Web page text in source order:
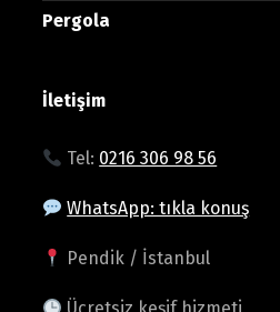
Pergola
İletişim
Tel: 0216 306 98 56
WhatsApp: tıkla konuş
Pendik / İstanbul